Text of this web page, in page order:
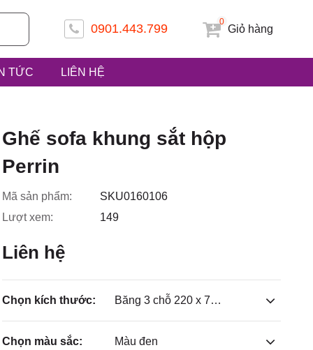
0901.443.799 Giỏ hàng
0
TỨC LIÊN HỆ
Tiền
Hóc
Ghế sofa khung sắt hộp
Perrin
Mã sản phẩm:
SKU0160106
Lượt xem:
149
Liên hệ
Chọn kích thước: Băng 3 chỗ 220 x 70 x 65cm
Chọn màu sắc: Màu đen